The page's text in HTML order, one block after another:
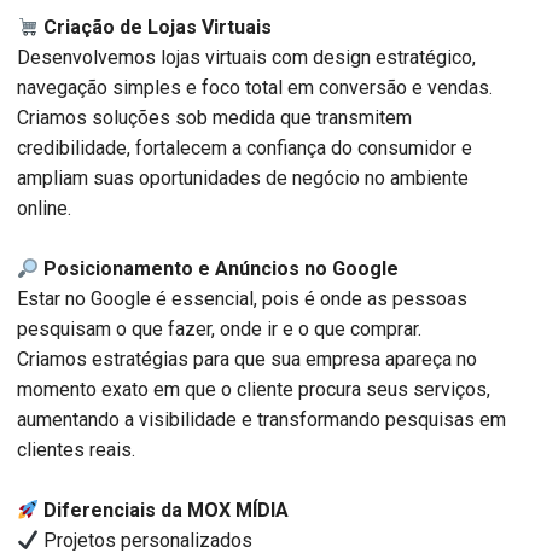
Criação de Lojas Virtuais
Desenvolvemos lojas virtuais com design estratégico,
navegação simples e foco total em conversão e vendas.
Criamos soluções sob medida que transmitem
credibilidade, fortalecem a confiança do consumidor e
ampliam suas oportunidades de negócio no ambiente
online.
Posicionamento e Anúncios no Google
Estar no Google é essencial, pois é onde as pessoas
pesquisam o que fazer, onde ir e o que comprar.
Criamos estratégias para que sua empresa apareça no
momento exato em que o cliente procura seus serviços,
aumentando a visibilidade e transformando pesquisas em
clientes reais.
Diferenciais da MOX MÍDIA
Projetos personalizados